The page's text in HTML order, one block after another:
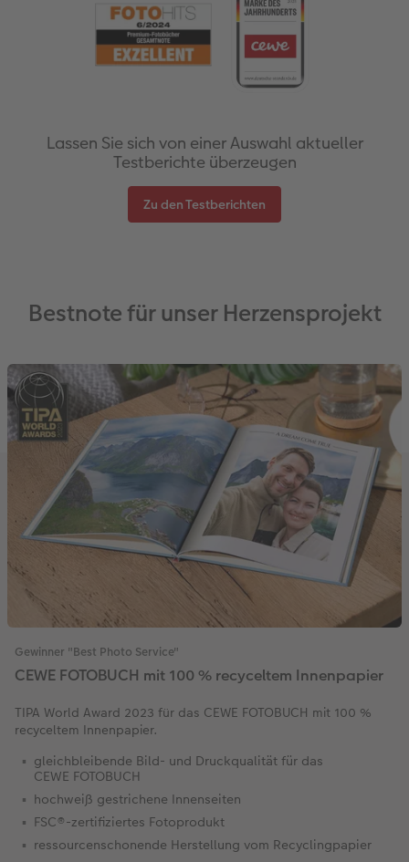
Lassen Sie sich von einer Auswahl aktueller
Testberichte überzeugen
Zu den Testberichten
Bestnote für unser Herzensprojekt
Gewinner "Best Photo Service"
CEWE FOTOBUCH mit 100 % recyceltem Innenpapier
TIPA World Award 2023 für das CEWE FOTOBUCH mit 100 %
recyceltem Innenpapier.
gleichbleibende Bild- und Druckqualität für das
CEWE FOTOBUCH
hochweiß gestrichene Innenseiten
FSC®-zertifiziertes Fotoprodukt
ressourcenschonende Herstellung vom Recyclingpapier